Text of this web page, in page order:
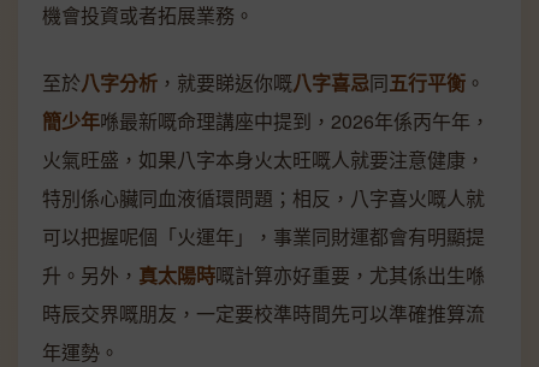
機會投資或者拓展業務。
至於八字分析 ，就要睇返你嘅八字喜忌同五行平衡 。
簡少年喺最新嘅命理講座中提到，2026年係丙午年，
火氣旺盛，如果八字本身火太旺嘅人就要注意健康，
特別係心臟同血液循環問題；相反，八字喜火嘅人就
可以把握呢個「火運年」，事業同財運都會有明顯提
升。另外， 真太陽時嘅計算亦好重要，尤其係出生喺
時辰交界嘅朋友，一定要校準時間先可以準確推算流
年運勢。